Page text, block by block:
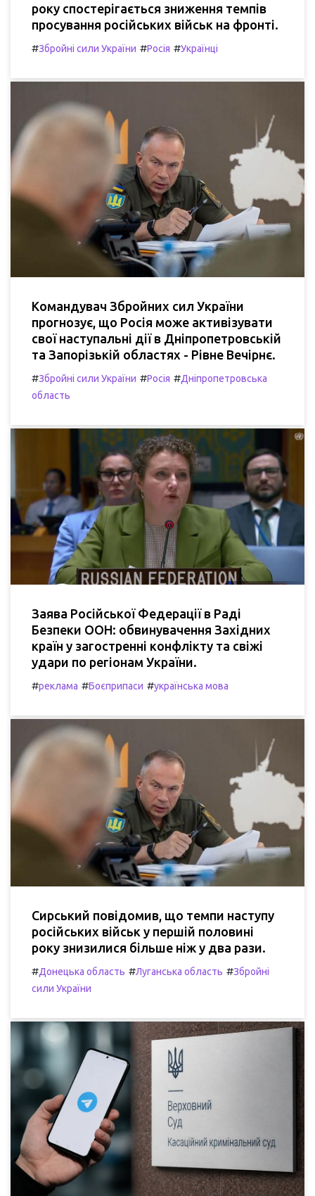
року спостерігається зниження темпів
просування російських військ на фронті.
#Збройні сили України #Росія #Українці
Командувач Збройних сил України
прогнозує, що Росія може активізувати
свої наступальні дії в Дніпропетровській
та Запорізькій областях - Рівне Вечірнє.
#Збройні сили України #Росія #Дніпропетровська
область
Заява Російської Федерації в Раді
Безпеки ООН: обвинувачення Західних
країн у загостренні конфлікту та свіжі
удари по регіонам України.
#реклама #Боєприпаси #українська мова
Сирський повідомив, що темпи наступу
російських військ у першій половині
року знизилися більше ніж у два рази.
#Донецька область #Луганська область #Збройні
сили України